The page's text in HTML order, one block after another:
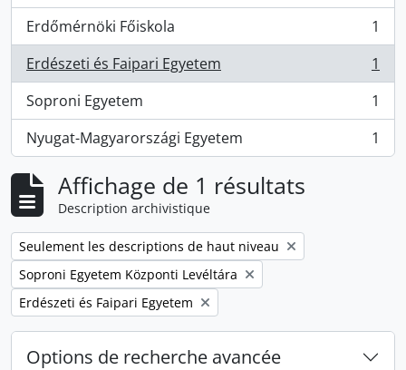
Erdőmérnöki Főiskola
, 1 résultats
1
Erdészeti és Faipari Egyetem
, 1 résultats
1
Soproni Egyetem
, 1 résultats
1
Nyugat-Magyarországi Egyetem
, 1 résultats 1
Affichage de 1 résultats
Description archivistique
Remove filter:
Seulement les descriptions de haut niveau
Remove filter:
Soproni Egyetem Központi Levéltára
Remove filter:
Erdészeti és Faipari Egyetem
Options de recherche avancée